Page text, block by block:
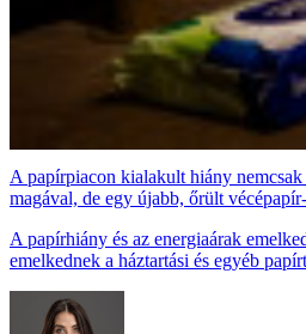
A papírpiacon kialakult hiány nemcsak
magával, de egy újabb, őrült
A papírhiány és az energiaárak
emelkednek a háztartási és egyéb